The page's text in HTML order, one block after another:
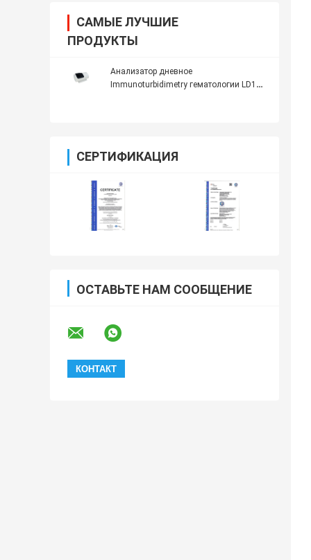
САМЫЕ ЛУЧШИЕ
ПРОДУКТЫ
Анализатор дневное
Immunoturbidimetry гематологии LD100
СЕРТИФИКАЦИЯ
ОСТАВЬТЕ НАМ СООБЩЕНИЕ